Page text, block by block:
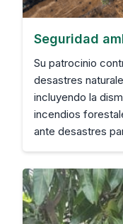
Seguridad
Su patrocinio
desastres
incluyendo la
incendios
ante desastres